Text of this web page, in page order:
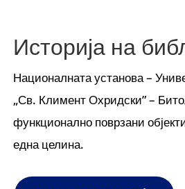
Историја на
Националната установа –
„Св. Климент Охридски” –
функционално поврзани
една целина.